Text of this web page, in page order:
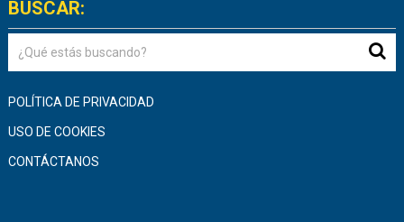
BUSCAR:
POLÍTICA DE PRIVACIDAD
USO DE COOKIES
CONTÁCTANOS